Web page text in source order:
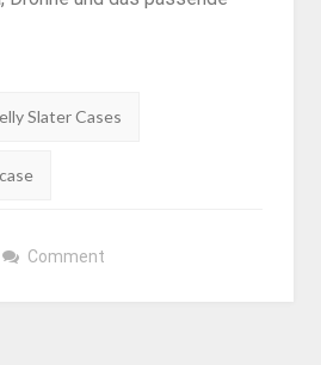
Slater Cases
Comment